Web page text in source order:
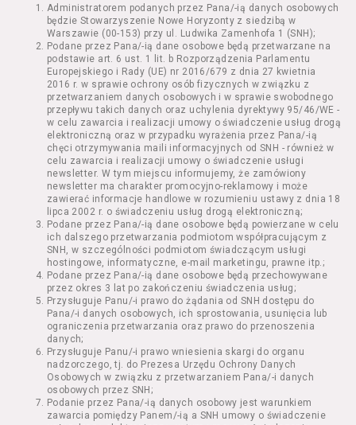
Seans – organizowany przez Usługodawcę
w Kinie Nowe Horyzonty we Wrocławiu (ul.
Kazimierza Wielkiego 19a-21) pokaz filmu nie
stanowiący części Wydarzenia;
Wydarzenie – organizowany przez
Usługodawcę w Kinie Nowe Horyzonty we
Wrocławiu (ul. Kazimierza Wielkiego 19a-21)
festiwal filmowy, przegląd filmowy, pokaz
specjalny, performance, opera, koncert lub
inna podobna impreza;
Kurs – zajęcia organizowane przez
Organizatora będące przedsięwzięciem o
charakterze edukacyjnym;
Bilety – dokumenty potwierdzające zawarcie
umowy z Usługodawcą i uprawniające do
wzięcia udziału w Seansie lub w części
określonego Wydarzenia;
Karnety – zestaw określonej liczby Biletów na
poszczególne części danego Wydarzenia lub
na całe Wydarzenie, przewidziany dla danego
Wydarzenia przez Usługodawcę;
Regulamin – niniejszy regulamin.
§ 2 Postanowienia ogólne
Regulamin określa zasady:
Administratorem podanych przez Pana/-ią danych osobowych
będzie Stowarzyszenie Nowe Horyzonty z siedzibą w
Warszawie (00-153) przy ul. Ludwika Zamenhofa 1 (SNH);
Podane przez Pana/-ią dane osobowe będą przetwarzane na
podstawie art. 6 ust. 1 lit. b Rozporządzenia Parlamentu
Europejskiego i Rady (UE) nr 2016/679 z dnia 27 kwietnia
2016 r. w sprawie ochrony osób fizycznych w związku z
przetwarzaniem danych osobowych i w sprawie swobodnego
przepływu takich danych oraz uchylenia dyrektywy 95/46/WE -
w celu zawarcia i realizacji umowy o świadczenie usług drogą
elektroniczną oraz w przypadku wyrażenia przez Pana/-ią
chęci otrzymywania maili informacyjnych od SNH - również w
celu zawarcia i realizacji umowy o świadczenie usługi
newsletter. W tym miejscu informujemy, że zamówiony
newsletter ma charakter promocyjno-reklamowy i może
zawierać informacje handlowe w rozumieniu ustawy z dnia 18
lipca 2002 r. o świadczeniu usług drogą elektroniczną;
Podane przez Pana/-ią dane osobowe będą powierzane w celu
ich dalszego przetwarzania podmiotom współpracującym z
SNH, w szczególności podmiotom świadczącym usługi
hostingowe, informatyczne, e-mail marketingu, prawne itp.;
Podane przez Pana/-ią dane osobowe będą przechowywane
przez okres 3 lat po zakończeniu świadczenia usług;
Przysługuje Panu/-i prawo do żądania od SNH dostępu do
Pana/-i danych osobowych, ich sprostowania, usunięcia lub
ograniczenia przetwarzania oraz prawo do przenoszenia
danych;
Przysługuje Panu/-i prawo wniesienia skargi do organu
nadzorczego, tj. do Prezesa Urzędu Ochrony Danych
Osobowych w związku z przetwarzaniem Pana/-i danych
osobowych przez SNH;
Podanie przez Pana/-ią danych osobowy jest warunkiem
zawarcia pomiędzy Panem/-ią a SNH umowy o świadczenie